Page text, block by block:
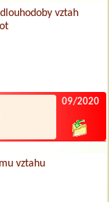
vztah
09/2020
vztahu